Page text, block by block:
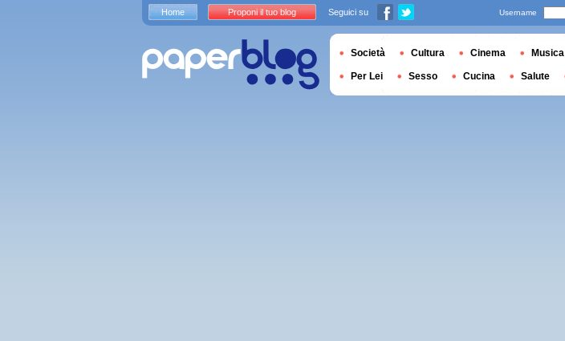
Home Proponi il tuo blog Seguici su Username
Società Cultura Cinema Musica
Per Lei Sesso Cucina Salute